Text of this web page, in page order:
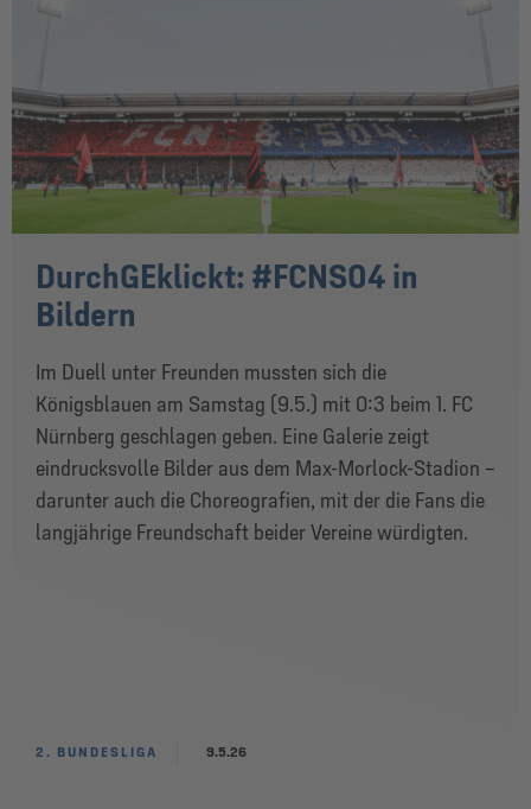
DurchGEklickt: #FCNS04 in
Bildern
Im Duell unter Freunden mussten sich die
Königsblauen am Samstag (9.5.) mit 0:3 beim 1. FC
Nürnberg geschlagen geben. Eine Galerie zeigt
eindrucksvolle Bilder aus dem Max-Morlock-Stadion –
darunter auch die Choreografien, mit der die Fans die
langjährige Freundschaft beider Vereine würdigten.
2. BUNDESLIGA 9.5.26